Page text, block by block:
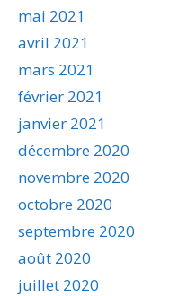
mai 2021
avril 2021
mars 2021
février 2021
janvier 2021
décembre 2020
novembre 2020
octobre 2020
septembre 2020
août 2020
juillet 2020